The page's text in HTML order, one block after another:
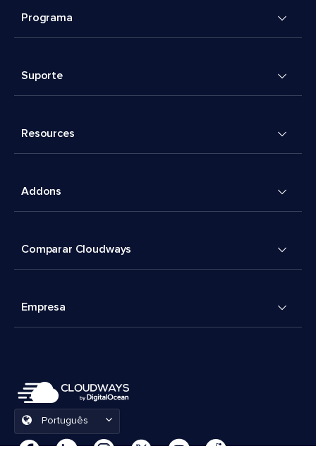
Programa
Suporte
Resources
Addons
Comparar Cloudways
Empresa
Português